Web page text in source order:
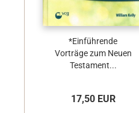
*Einführende
Vorträge zum Neuen
Testament...
17,50 EUR